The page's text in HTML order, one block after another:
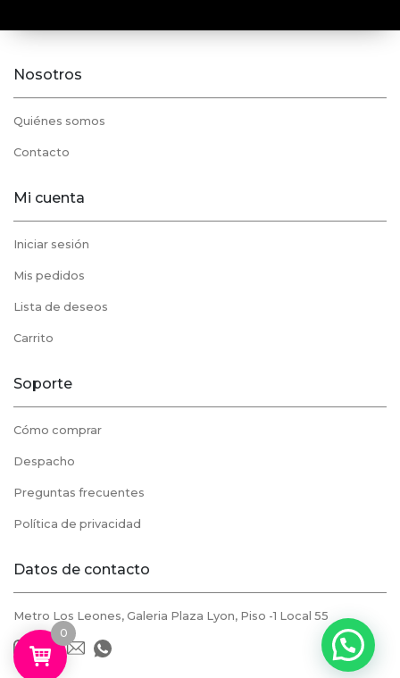
Nosotros
Quiénes somos
Contacto
Mi cuenta
Iniciar sesión
Mis pedidos
Lista de deseos
Carrito
Soporte
Cómo comprar
Despacho
Preguntas frecuentes
Política de privacidad
Datos de contacto
Metro Los Leones, Galeria Plaza Lyon, Piso -1 Local 55
0